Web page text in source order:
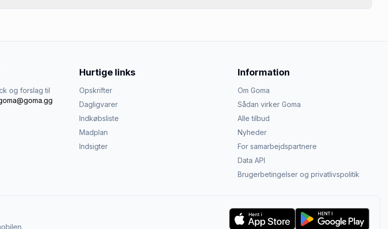
og forslag til
Hurtige links
Opskrifter
Dagligvarer
Indkøbsliste
Madplan
Indsigter
Information
Om Goma
Sådan virker Goma
Alle tilbud
Nyheder
For samarbejdspartnere
Data API
Brugerbetingelser og privatlivspolitik